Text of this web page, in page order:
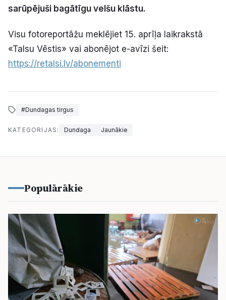
Politiskā reklāma
Par mums
Kontakti
Ziņo redakcijai
Facebook Instagram YouTube
sarūpējuši bagātīgu velšu klāstu.
Visu fotoreportāžu meklējiet 15. aprīļa laikrakstā
«Talsu Vēstis» vai abonējot e-avīzi šeit:
https://retalsi.lv/abonementi
#Dundagas tirgus
KATEGORIJAS: Dundaga Jaunākie
Populārākie